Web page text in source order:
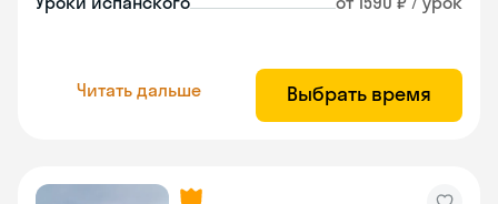
Читать дальше Выбрать время